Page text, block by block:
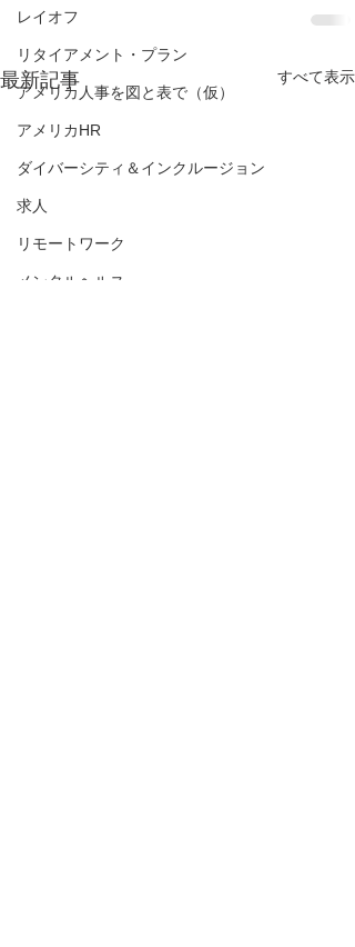
レイオフ
リタイアメント・プラン
アメリカ人事を図と表で（仮）
アメリカHR
ダイバーシティ＆インクルージョン
求人
リモートワーク
メンタルヘルス
最新記事 すべて表示